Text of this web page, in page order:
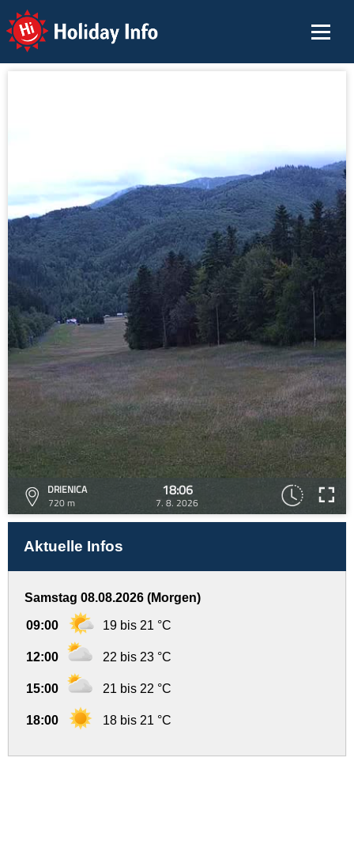
Holiday Info
DRIENICA
720 m
18:06
7. 8. 2026
Aktuelle Infos
Samstag 08.08.2026 (Morgen)
09:00 19 bis 21 °C
12:00 22 bis 23 °C
15:00 21 bis 22 °C
18:00 18 bis 21 °C